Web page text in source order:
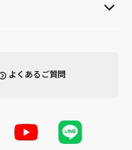
よくあるご質問